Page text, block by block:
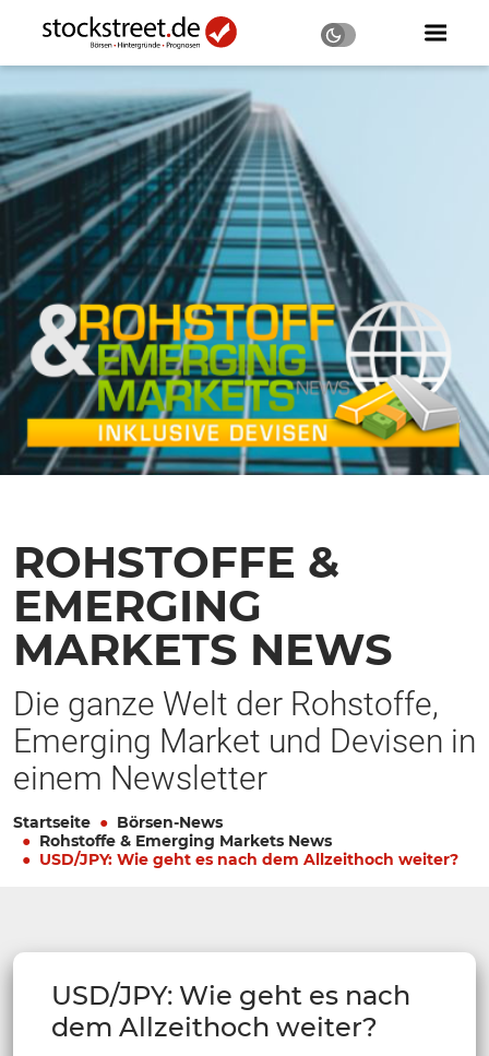
ROHSTOFFE &
EMERGING
MARKETS NEWS
Die ganze Welt der Rohstoffe,
Emerging Market und Devisen in
einem Newsletter
Startseite
Börsen-News
Rohstoffe & Emerging Markets News
USD/JPY: Wie geht es nach dem Allzeithoch weiter?
USD/JPY: Wie geht es nach
dem Allzeithoch weiter?